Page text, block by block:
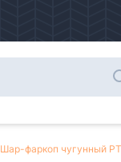
Шар-фаркоп чугунный